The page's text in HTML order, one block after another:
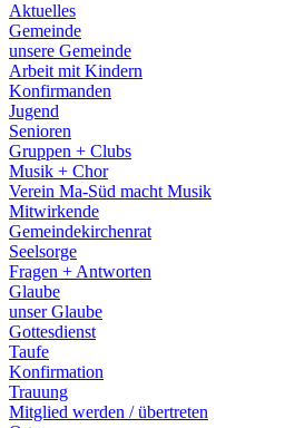
Aktuelles
Gemeinde
unsere Gemeinde
Arbeit mit Kindern
Konfirmanden
Jugend
Senioren
Gruppen + Clubs
Musik + Chor
Verein Ma-Süd macht Musik
Mitwirkende
Gemeindekirchenrat
Seelsorge
Fragen + Antworten
Glaube
unser Glaube
Gottesdienst
Taufe
Konfirmation
Trauung
Mitglied werden / übertreten